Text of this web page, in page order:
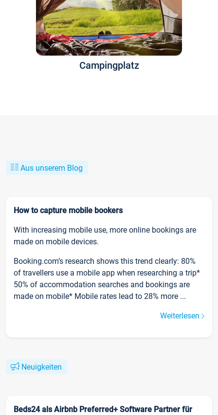
Campingplatz
Aus unserem Blog
How to capture mobile bookers
With increasing mobile use, more online bookings are
made on mobile devices.
Booking.com’s research shows this trend clearly: 80%
of travellers use a mobile app when researching a trip*
50% of accommodation searches and bookings are
made on mobile* Mobile rates lead to 28% more ...
Weiterlesen
Neuigkeiten
Beds24 als Airbnb Preferred+ Software Partner für